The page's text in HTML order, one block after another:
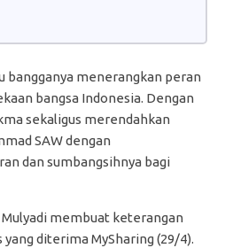
bangganya menerangkan peran
bangsa Indonesia. Dengan
sekaligus merendahkan
SAW dengan
dan sumbangsihnya bagi
membuat keterangan
diterima MySharing (29/4).